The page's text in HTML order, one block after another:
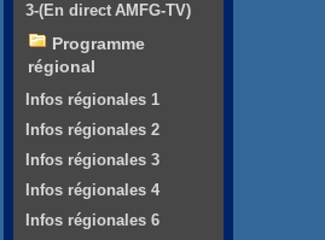
3-(En direct AMFG-TV)
Programme
régional
Infos régionales 1
Infos régionales 2
Infos régionales 3
Infos régionales 4
Infos régionales 6